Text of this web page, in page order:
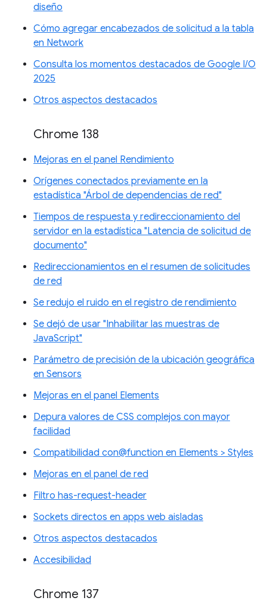
diseño
Cómo agregar encabezados de solicitud a la tabla
en Network
Consulta los momentos destacados de Google I/O
2025
Otros aspectos destacados
Chrome 138
Mejoras en el panel Rendimiento
Orígenes conectados previamente en la
estadística "Árbol de dependencias de red"
Tiempos de respuesta y redireccionamiento del
servidor en la estadística "Latencia de solicitud de
documento"
Redireccionamientos en el resumen de solicitudes
de red
Se redujo el ruido en el registro de rendimiento
Se dejó de usar "Inhabilitar las muestras de
JavaScript"
Parámetro de precisión de la ubicación geográfica
en Sensors
Mejoras en el panel Elements
Depura valores de CSS complejos con mayor
facilidad
Compatibilidad con@function en Elements > Styles
Mejoras en el panel de red
Filtro has-request-header
Sockets directos en apps web aisladas
Otros aspectos destacados
Accesibilidad
Chrome 137